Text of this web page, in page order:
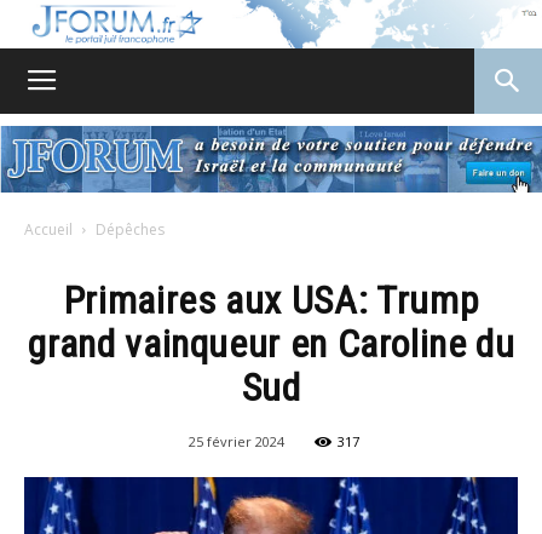
Accueil Dépêches
Primaires aux USA: Trump
grand vainqueur en Caroline du
Sud
25 février 2024 317